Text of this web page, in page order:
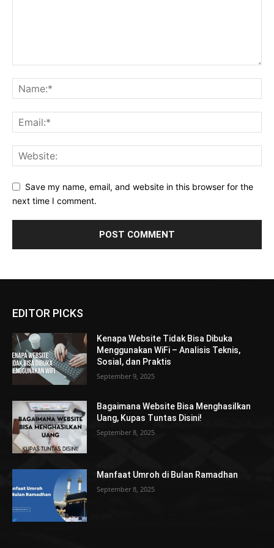
Save my name, email, and website in this browser for the
next time I comment.
EDITOR PICKS
Kenapa Website Tidak Bisa Dibuka
Menggunakan WiFi – Analisis Teknis,
Sosial, dan Praktis
September 9, 2025
Bagaimana Website Bisa Menghasilkan
Uang, Kupas Tuntas Disini!
September 8, 2025
Manfaat Umroh di Bulan Ramadhan
September 8, 2025